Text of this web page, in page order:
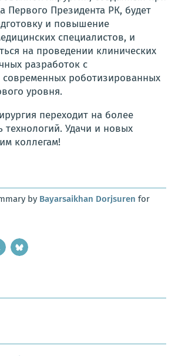
Первого Президента РК, будет
и повышение
специалистов, и
на проведении клинических
разработок с
роботизированных
уровня.
переходит на более
технологий. Удачи и новых
коллегам!
by Bayarsaikhan Dorjsuren for